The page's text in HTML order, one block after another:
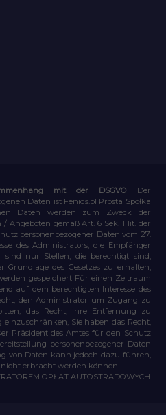
mit der DSGVO
Der
Daten ist Feniqs.pl Prosta Spółka
Daten werden zum Zweck der
Angeboten gemäß Art. 6 Sek. 1 lit. der
personenbezogener Daten vom 27.
des Administrators, die Empfänger
sind nur Stellen, die berechtigt sind,
Grundlage des Gesetzes zu erhalten,
gespeichert Für einen Zeitraum
auf dem berechtigten Interesse des
den Administrator um Zugang zu
das Recht, ihre Entfernung zu
Sie haben das Recht,
Präsident des Amtes für den Schutz
personenbezogener Daten
von Daten kann jedoch dazu führen,
erbracht werden können.
OPŁAT AUTOSTRADOWYCH